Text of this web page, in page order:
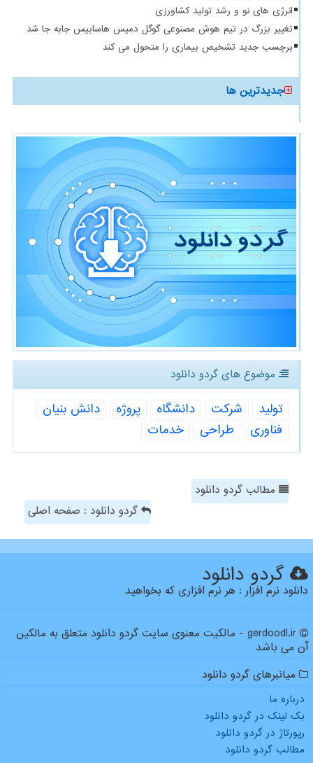
انرژی های نو و رشد تولید کشاورزی
تغییر بزرگ در تیم هوش مصنوعی گوگل دمیس هاسابیس جابه جا شد
برچسب جدید تشخیص بیماری را متحول می کند
جدیدترین ها
موضوع های گردو دانلود
تولید شركت دانشگاه پروژه
دانش بنیان
فناوری
طراحی خدمات
مطالب گردو دانلود
گردو دانلود : صفحه اصلی
گردو دانلود
دانلود نرم افزار : هر نرم افزاری که بخواهید
gerdoodl.ir - مالکیت معنوی سایت گردو دانلود متعلق به مالکین
آن می باشد
میانبرهای گردو دانلود
درباره ما
بک لینک در گردو دانلود
رپورتاژ در گردو دانلود
مطالب گردو دانلود